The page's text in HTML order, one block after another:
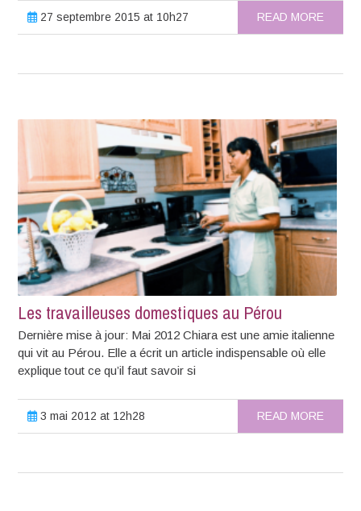
27 septembre 2015 at 10h27 READ MORE
Les travailleuses domestiques au Pérou
Dernière mise à jour: Mai 2012 Chiara est une amie italienne
qui vit au Pérou. Elle a écrit un article indispensable où elle
explique tout ce qu’il faut savoir si
3 mai 2012 at 12h28 READ MORE